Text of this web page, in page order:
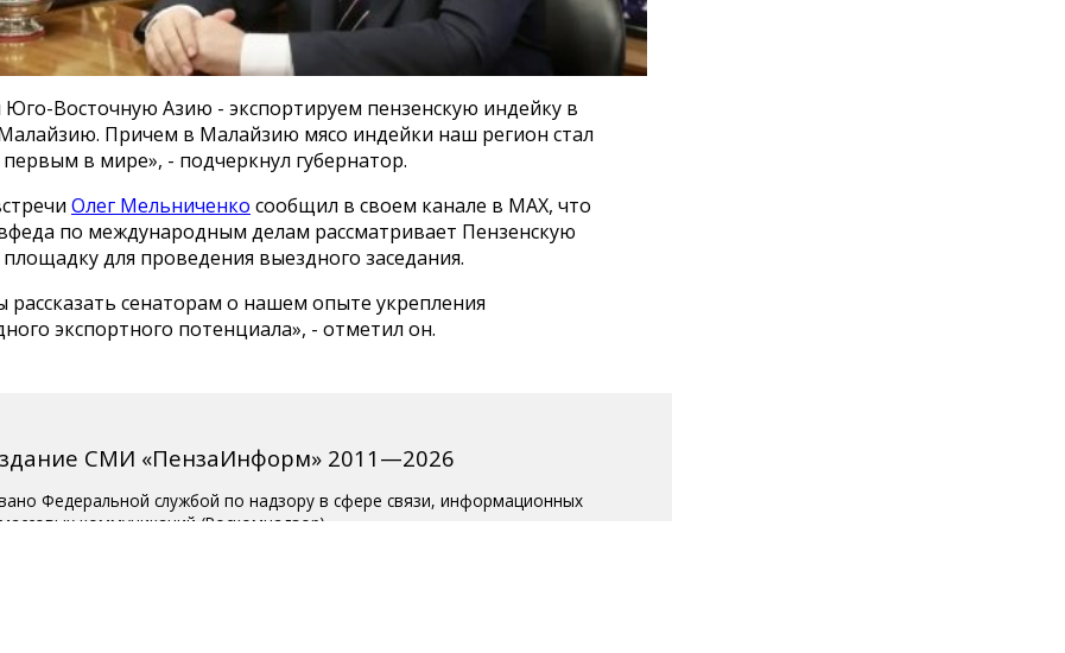
Юго-Восточную Азию - экспортируем пензенскую индейку в
Причем в Малайзию мясо индейки наш регион стал
в мире», - подчеркнул губернатор.
Олег Мельниченко сообщил в своем канале в МАХ, что
по международным делам рассматривает Пензенскую
площадку для проведения выездного заседания.
рассказать сенаторам о нашем опыте укрепления
экспортного потенциала», - отметил он.
СМИ «ПензаИнформ» 2011—2026
Федеральной службой по надзору в сфере связи, информационных
коммуникаций (Роскомнадзор).